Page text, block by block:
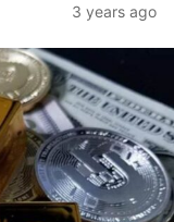
3 years ago